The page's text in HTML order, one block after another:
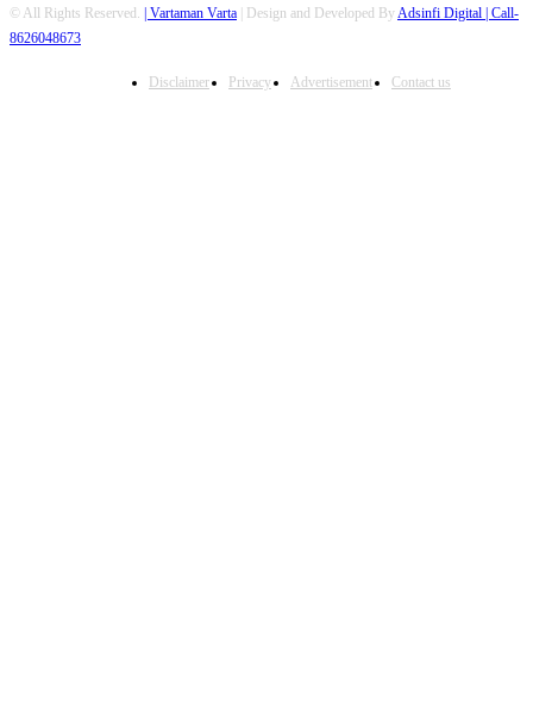
© All Rights Reserved. | Vartaman Varta | Design and Developed ByAdsinfi Digital | Call-
8626048673
Disclaimer Privacy Advertisement Contact us